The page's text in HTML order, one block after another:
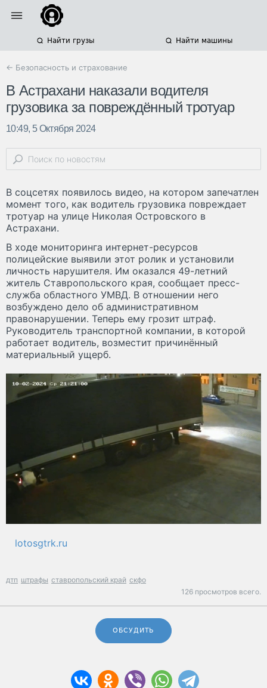
Найти грузы Найти машины
← Безопасность и страхование
В Астрахани наказали водителя
грузовика за повреждённый тротуар
10:49, 5 Октября 2024
В соцсетях появилось видео, на котором запечатлен
момент того, как водитель грузовика повреждает
тротуар на улице Николая Островского в
Астрахани.
В ходе мониторинга интернет-ресурсов
полицейские выявили этот ролик и установили
личность нарушителя. Им оказался 49-летний
житель Ставропольского края, сообщает пресс-
служба областного УМВД. В отношении него
возбуждено дело об административном
правонарушении. Теперь ему грозит штраф.
Руководитель транспортной компании, в которой
работает водитель, возместит причинённый
материальный ущерб.
lotosgtrk.ru
дтп штрафы ставропольский край скфо
126 просмотров всего.
ОБСУДИТЬ